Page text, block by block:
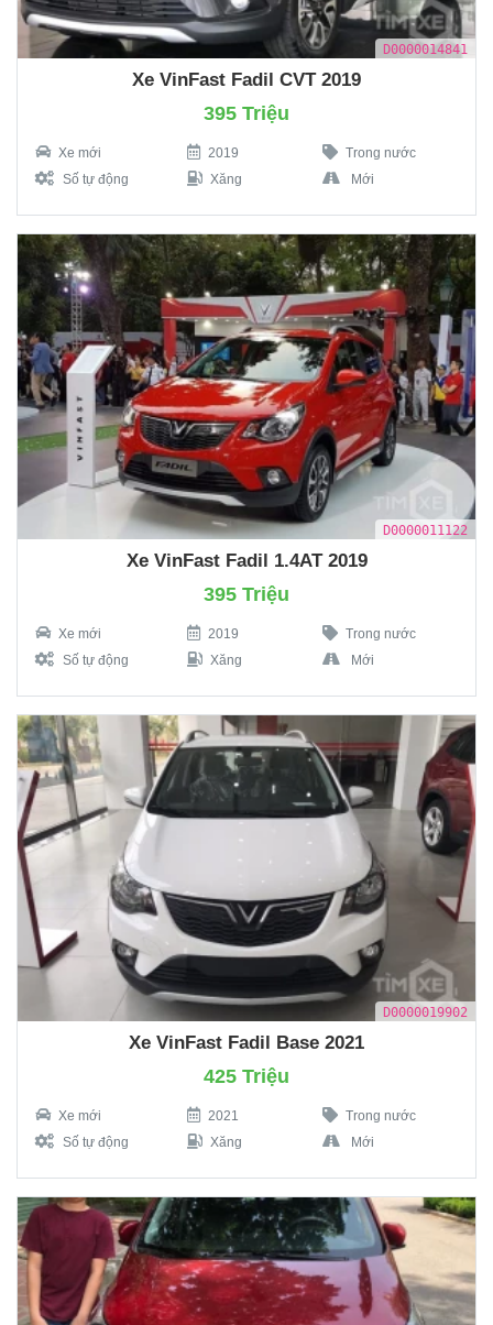
D0000014841
Xe VinFast Fadil CVT 2019
395 Triệu
Xe mới 2019
Trong nước
Số tự động
Xăng Mới
D0000011122
Xe VinFast Fadil 1.4AT 2019
395 Triệu
Xe mới 2019
Trong nước
Số tự động
Xăng Mới
D0000019902
Xe VinFast Fadil Base 2021
425 Triệu
Xe mới 2021
Trong nước
Số tự động
Xăng Mới